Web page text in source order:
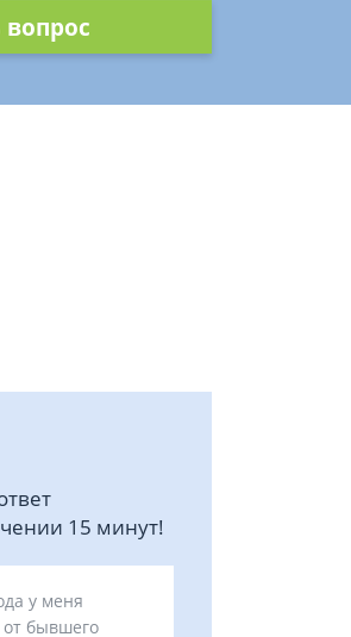
вопрос
15 минут!